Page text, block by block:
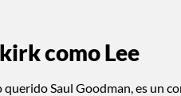
como Lee
Saul Goodman, es un